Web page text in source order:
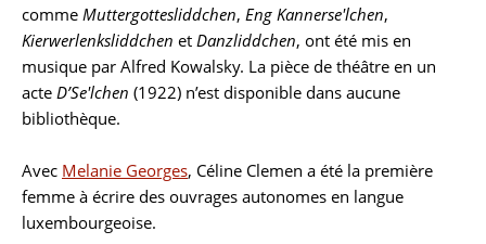
comme Muttergottesliddchen, Eng Kannerse'lchen,
Kierwerlenksliddchen et Danzliddchen, ont été mis en
musique par Alfred Kowalsky. La pièce de théâtre en un
acte D’Se'lchen (1922) n’est disponible dans aucune
bibliothèque.
Avec Melanie Georges, Céline Clemen a été la première
femme à écrire des ouvrages autonomes en langue
luxembourgeoise.